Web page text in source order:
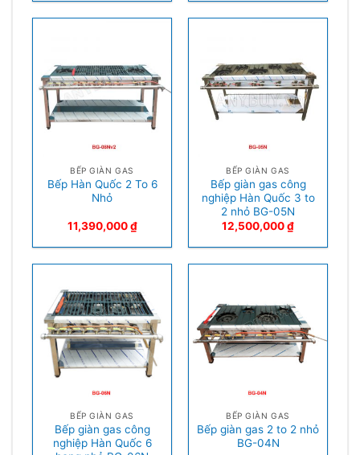
BẾP GIÀN GAS
Bếp Hàn Quốc 2 To 6
Nhỏ
11,390,000₫
BẾP GIÀN GAS
Bếp giàn gas công
nghiệp Hàn Quốc 3 to
2 nhỏ BG-05N
12,500,000₫
BẾP GIÀN GAS
Bếp giàn gas công
nghiệp Hàn Quốc 6
BẾP GIÀN GAS
Bếp giàn gas 2 to 2 nhỏ
BG-04N